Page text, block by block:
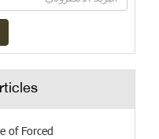
of Forced